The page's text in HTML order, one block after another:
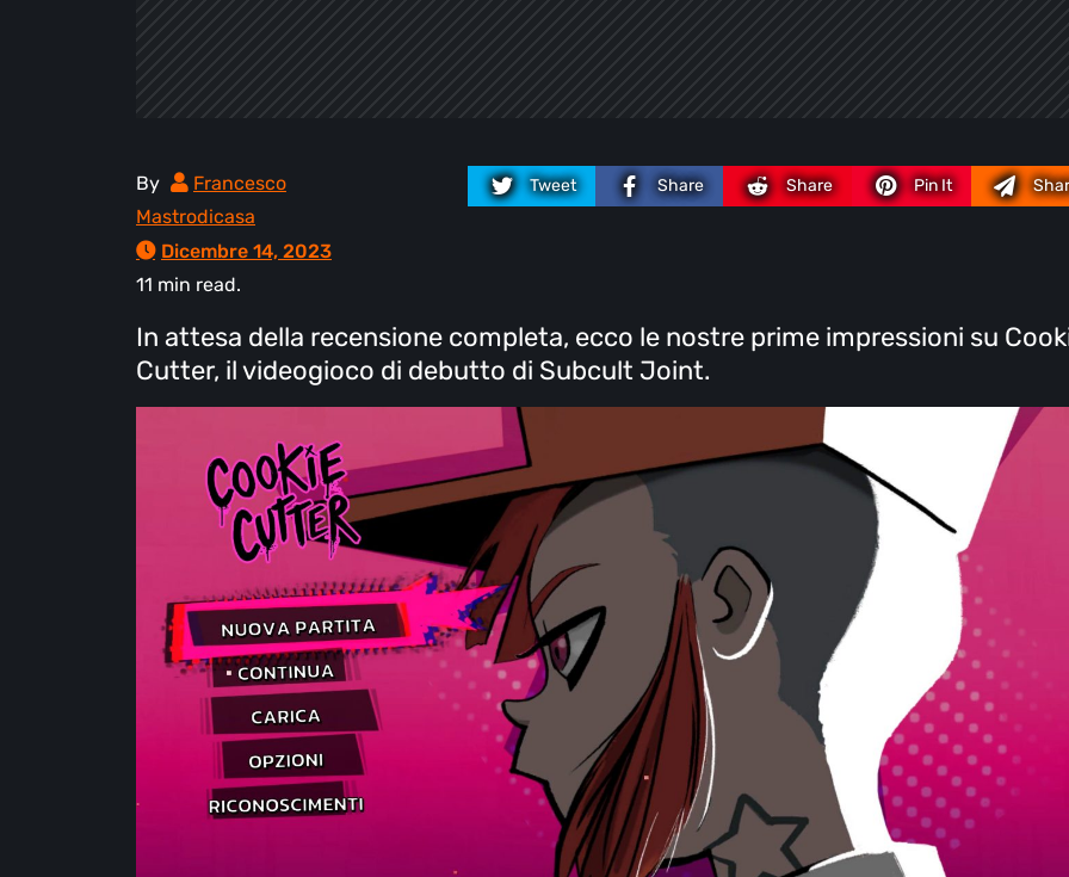
Tweet Share Share Pin It
By
Francesco
Mastrodicasa
Dicembre 14, 2023
11 min read.
In attesa della recensione completa, ecco le nostre prime impressioni su
Cutter, il videogioco di debutto di Subcult Joint.